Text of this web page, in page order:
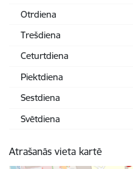
Otrdiena
Trešdiena
Ceturtdiena
Piektdiena
Sestdiena
Svētdiena
Atrašanās vieta kartē